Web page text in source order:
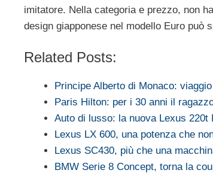
imitatore. Nella categoria e prezzo, non
design giapponese nel modello Euro può
Related Posts:
Principe Alberto di Monaco:
Paris Hilton: per i 30 anni il
Auto di lusso: la nuova Lexus 220t
Lexus LX 600, una potenza che
Lexus SC430, più che una
BMW Serie 8 Concept, torna la